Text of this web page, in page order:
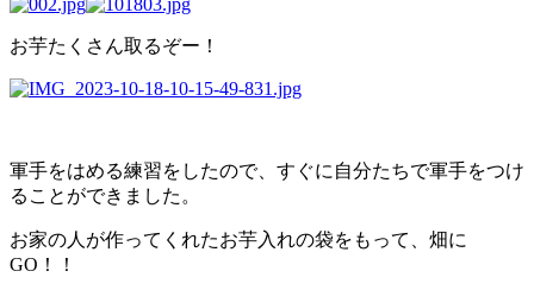
お芋たくさん取るぞー！
軍手をはめる練習をしたので、すぐに自分たちで軍手をつけ
ることができました。
お家の人が作ってくれたお芋入れの袋をもって、畑に
GO！！